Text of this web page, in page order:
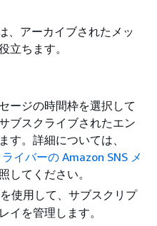
、アーカイブされたメッ
立ちます。
ージの時間枠を選択して
ブスクライブされたエン
す。詳細については、
イバーの Amazon SNS メ
してください。
使用して、サブスクリプ
イを管理します。